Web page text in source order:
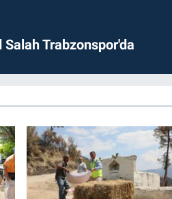
Salah Trabzonspor'da